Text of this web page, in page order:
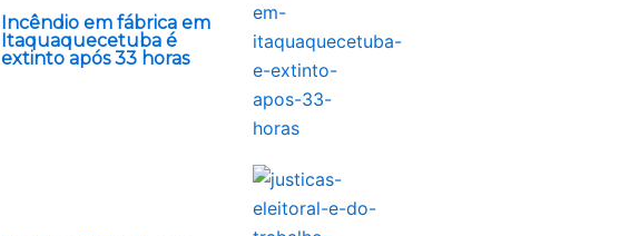
Incêndio em fábrica em
Itaquaquecetuba é
extinto após 33 horas